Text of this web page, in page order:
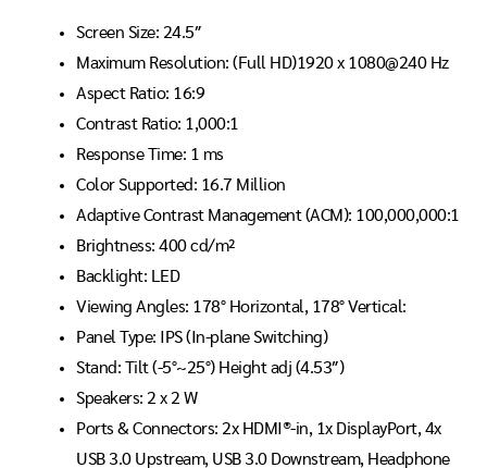
Screen Size: 24.5″
Maximum Resolution: (Full HD)1920 x 1080@240 Hz
Aspect Ratio: 16:9
Contrast Ratio: 1,000:1
Response Time: 1 ms
Color Supported: 16.7 Million
Adaptive Contrast Management (ACM): 100,000,000:1
Brightness: 400 cd/m²
Backlight: LED
Viewing Angles: 178° Horizontal, 178° Vertical:
Panel Type: IPS (In-plane Switching)
Stand: Tilt (-5°~25°) Height adj (4.53″)
Speakers: 2 x 2 W
Ports & Connectors: 2x HDMI®-in, 1x DisplayPort, 4x
USB 3.0 Upstream, USB 3.0 Downstream, Headphone